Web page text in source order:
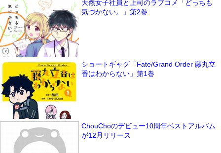
天然女子社員と上司のラブコメ「どっちも
気づかない。」第2巻
ショートギャグ「Fate/Grand Order 藤丸立
香はわからない」第1巻
ChouChoのデビュー10周年ベストアルバム
が12月リリース